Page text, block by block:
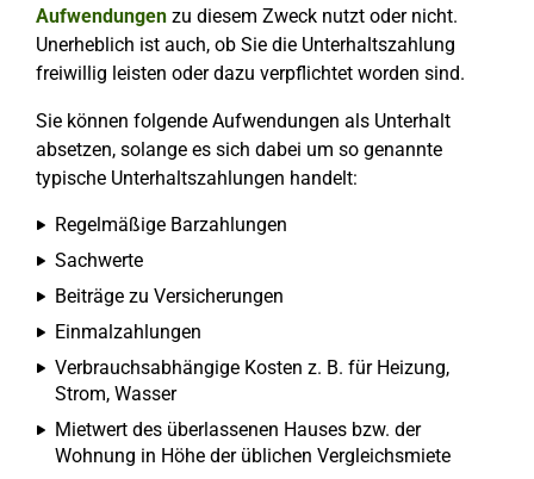
Aufwendungen zu diesem Zweck nutzt oder nicht.
Unerheblich ist auch, ob Sie die Unterhaltszahlung
freiwillig leisten oder dazu verpflichtet worden sind.
Sie können folgende Aufwendungen als Unterhalt
absetzen, solange es sich dabei um so genannte
typische Unterhaltszahlungen handelt:
Regelmäßige Barzahlungen
Sachwerte
Beiträge zu Versicherungen
Einmalzahlungen
Verbrauchsabhängige Kosten z. B. für Heizung,
Strom, Wasser
Mietwert des überlassenen Hauses bzw. der
Wohnung in Höhe der üblichen Vergleichsmiete